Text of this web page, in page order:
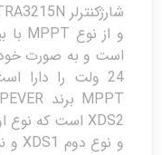
24 ولت را دارا